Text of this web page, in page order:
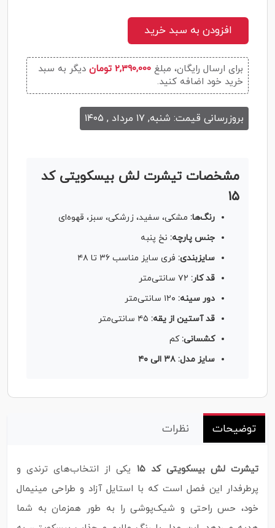
افزودن به سبد خرید
برای ارسال رایگان، مبلغ 2,390,000 تومان
دیگر به سبد
خرید خود اضافه کنید.
بروزرسانی قیمت: شنبه, ۱۷ مرداد , ۱۴۰۵
مشخصات تیشرت لش بیسکویتی کد
۱۵
رنگ‌ها: مشکی، سفید، زرشکی، سبز، قهوه‌ای
جنس پارچه: نخ پنبه
سایزبندی: فری سایز مناسب ۳۶ تا ۴۸
قد کار:
دور سینه:
قد آستین از یقه:
کشسانی: کم
سایز مدل: ۳۸ الی ۴۰
توضیحات نظرات
تیشرت لش بیسکویتی کد ۱۵
یکی از انتخاب‌های ترندی و
پرطرفدار این فصل است که با استایل آزاد و طراحی مینیمال
خود، حس راحتی و شیک‌پوشی را به‌ طور همزمان به شما